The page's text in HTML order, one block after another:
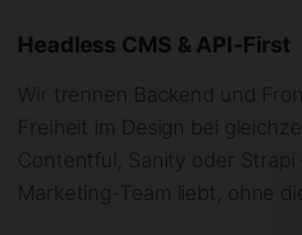
Headless CMS & API-First
Wir trennen Backend und
Freiheit im Design bei
Contentful, Sanity oder
Marketing-Team liebt, ohne